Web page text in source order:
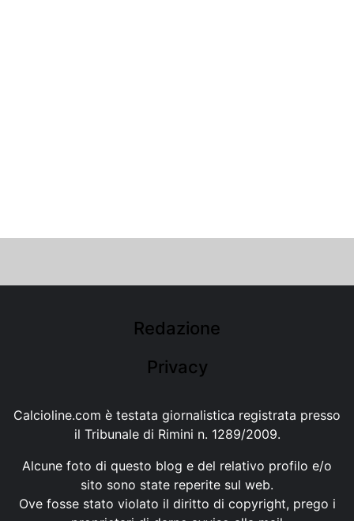
Redazione
Privacy
Calcioline.com è testata giornalistica registrata presso
il Tribunale di Rimini n. 1289/2009.
Alcune foto di questo blog e del relativo profilo e/o
sito sono state reperite sul web.
Ove fosse stato violato il diritto di copyright, prego i